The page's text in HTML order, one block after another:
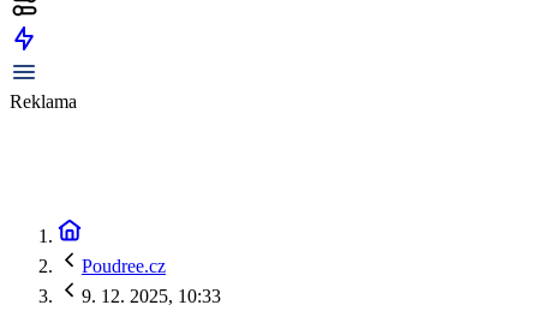
Reklama
Poudree.cz
9. 12. 2025, 10:33